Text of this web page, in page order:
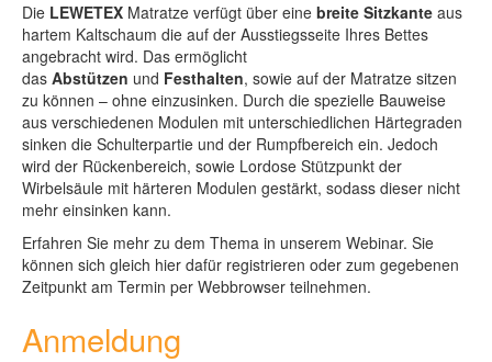
Die LEWETEX Matratze verfügt über eine breite Sitzkante aus
hartem Kaltschaum die auf der Ausstiegsseite Ihres Bettes
angebracht wird. Das ermöglicht
das Abstützen und Festhalten, sowie auf der Matratze sitzen
zu können – ohne einzusinken. Durch die spezielle Bauweise
aus verschiedenen Modulen mit unterschiedlichen Härtegraden
sinken die Schulterpartie und der Rumpfbereich ein. Jedoch
wird der Rückenbereich, sowie Lordose Stützpunkt der
Wirbelsäule mit härteren Modulen gestärkt, sodass dieser nicht
mehr einsinken kann.
Erfahren Sie mehr zu dem Thema in unserem Webinar. Sie
können sich gleich hier dafür registrieren oder zum gegebenen
Zeitpunkt am Termin per Webbrowser teilnehmen.
Anmeldung